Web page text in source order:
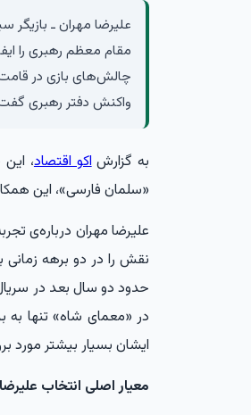
علیرضا مهران ـ
مقام معظم رهبری را
چالش‌های بازی در
واکنش دفتر رهبری
به گزارشاکو اقتصاد،
«سلمان فارسی»، این
علیرضا مهران درباره‌ی
نقش را در دو برهه زمانی
حدود دو سال بعد در
در «معمای شاه» تنها به
ایشان بسیار بیشتر مورد
معیار اصلی انتخاب